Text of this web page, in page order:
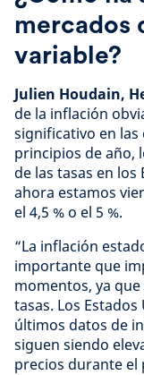
mercados
variable?
Julien Houdain,
de la inflación
significativo en las
principios de año,
de las tasas en los
ahora estamos
el 4,5 % o el 5 %.
“La inflación
importante que
momentos, ya
tasas. Los
últimos datos de
siguen siendo
precios durante el